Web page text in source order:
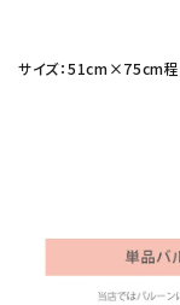
サイズ：51cm×75cm